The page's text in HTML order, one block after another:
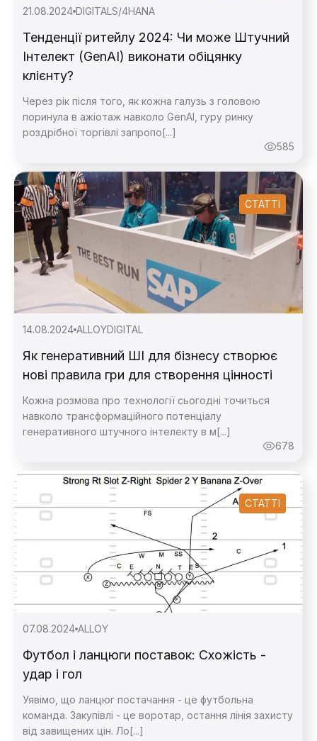
21.08.2024 DIGITALS/4HANA
Тенденції ритейлу 2024: Чи може Штучний
Інтелект (GenAI) виконати обіцянку
клієнту?
Через рік після того, як кожна галузь з головою
поринула в ажіотаж навколо GenAI, гуру ринку
роздрібної торгівлі запропо[...]
585
СТАТТІ
14.08.2024 ALLOYDIGITAL
Як генеративний ШІ для бізнесу створює
нові правила гри для створення цінності
Кожна розмова про технології сьогодні точиться
навколо трансформаційного потенціалу
генеративного штучного інтелекту в м[...]
678
СТАТТІ
07.08.2024 ALLOY
Футбол і ланцюги поставок: Схожість -
удар і гол
Уявімо, що ланцюг постачання - це футбольна
команда. Закупівлі - це воротар, остання лінія захисту
від завищених цін. Ло[...]